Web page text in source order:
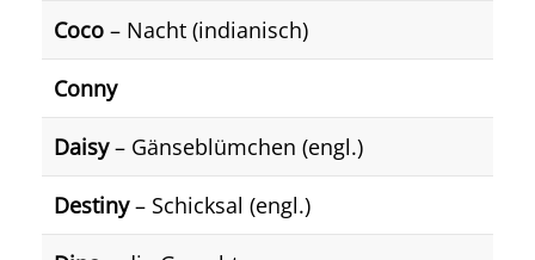
Coco – Nacht (indianisch)
Conny
Daisy– Gänseblümchen (engl.)
Destiny– Schicksal (engl.)